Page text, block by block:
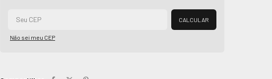
Alterar CEP
CALCULAR
Não sei meu CEP